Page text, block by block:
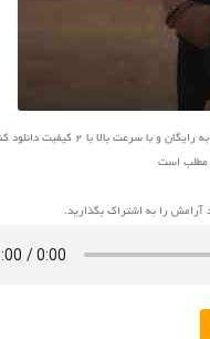
بالا با 2 کیفیت دانلود کنید
مطلب است
آرامش را به اشتراک بگذارید.